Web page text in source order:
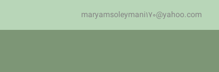
maryamsoleymani170@yahoo.com